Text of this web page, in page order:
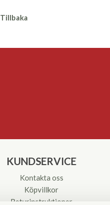
Tillbaka
KUNDSERVICE
Kontakta oss
Köpvillkor
Returinstruktioner